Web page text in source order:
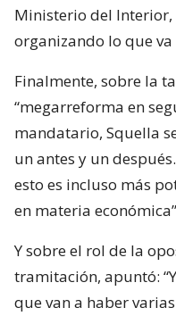
Ministerio del Interior,
organizando lo que va
Finalmente, sobre la
“megarreforma en
mandatario, Squella
un antes y un
esto es incluso más
en materia
Y sobre el rol de la
tramitación, apuntó:
que van a haber